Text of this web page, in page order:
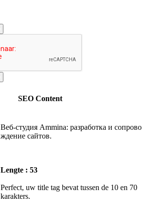
SEO Content
Веб-студия Ammina: разработка и сопрово
ждение сайтов.
Lengte : 53
Perfect, uw title tag bevat tussen de 10 en 70
karakters.